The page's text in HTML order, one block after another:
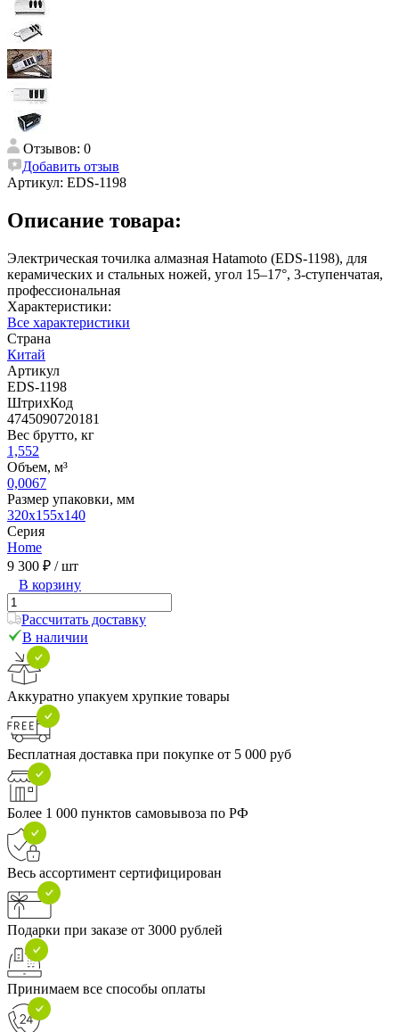
Отзывов: 0
Добавить отзыв
Артикул: EDS-1198
Описание товара:
Электрическая точилка алмазная Hatamoto (EDS-1198), для
керамических и стальных ножей, угол 15–17°, 3-ступенчатая,
профессиональная
Характеристики:
Все характеристики
Страна
Китай
Артикул
EDS-1198
ШтрихКод
4745090720181
Вес брутто, кг
1,552
Объем, м³
0,0067
Размер упаковки, мм
320х155х140
Серия
Home
9 300 ₽ / шт
В корзину
Рассчитать доставку
В наличии
Аккуратно упакуем хрупкие товары
Бесплатная доставка при покупке от 5 000 руб
Более 1 000 пунктов самовывоза по РФ
Весь ассортимент сертифицирован
Подарки при заказе от 3000 рублей
Принимаем все способы оплаты